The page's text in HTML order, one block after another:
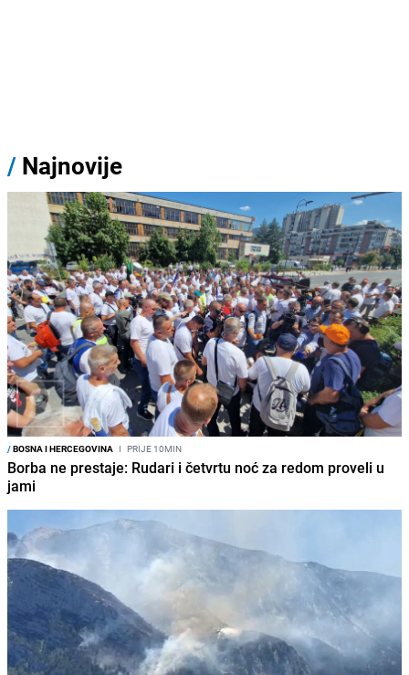
/ Najnovije
/BOSNA I HERCEGOVINA I PRIJE 10MIN
Borba ne prestaje: Rudari i četvrtu noć za redom proveli u
jami